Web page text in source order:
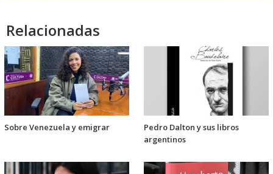
Relacionadas
Sobre Venezuela y emigrar
Pedro Dalton y sus libros
argentinos